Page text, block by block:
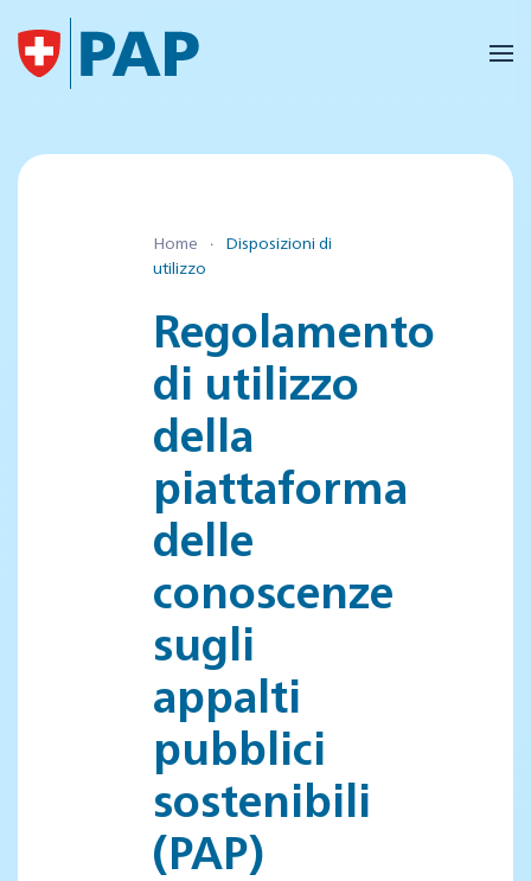
Skip to main content
Home
Disposizioni di
utilizzo
Regolamento
di utilizzo
della
piattaforma
delle
conoscenze
sugli
appalti
pubblici
sostenibili
(PAP)